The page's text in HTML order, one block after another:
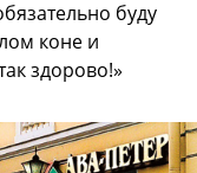
буду
коне и
здорово!»